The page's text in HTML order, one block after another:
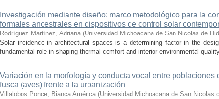
Investigación mediante diseño: marco metodológico para la
formales ancestrales en dispositivos de control solar
Rodríguez Martínez, Adriana (Universidad Michoacana de San Nicolas de
Solar incidence in architectural spaces is a determining factor in the
fundamental role in shaping thermal comfort and interior environmental
Variación en la morfología y conducta vocal entre poblaciones
fusca (aves) frente a la urbanización
Villalobos Ponce, Bianca América (Universidad Michoacana de San Nicolas